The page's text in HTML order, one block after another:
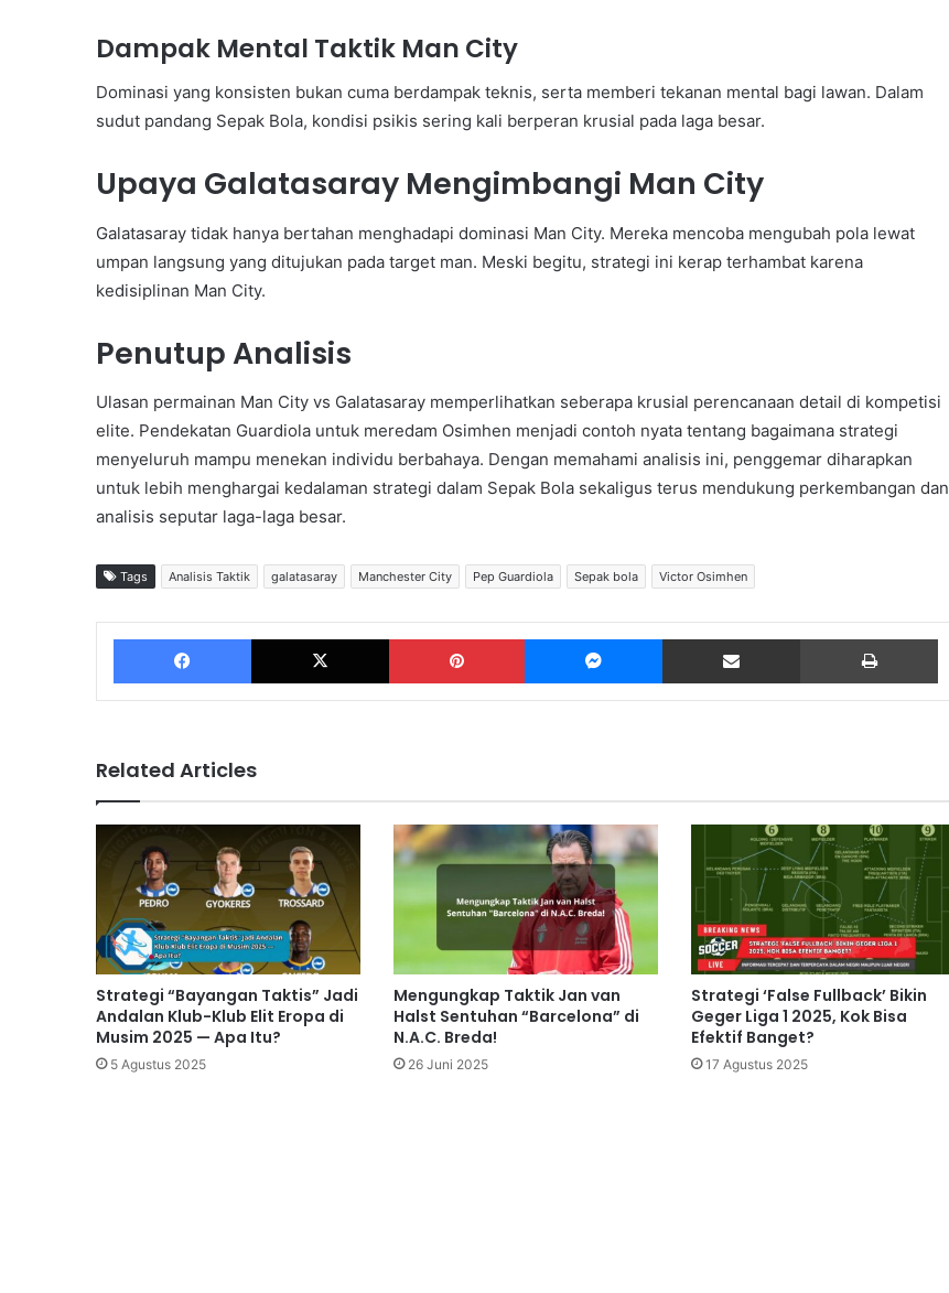
Dampak Mental Taktik Man City
Dominasi yang konsisten bukan cuma berdampak teknis, serta memberi tekanan mental bagi lawan. Dalam
sudut pandang Sepak Bola, kondisi psikis sering kali berperan krusial pada laga besar.
Upaya Galatasaray Mengimbangi Man City
Galatasaray tidak hanya bertahan menghadapi dominasi Man City. Mereka mencoba mengubah pola lewat
umpan langsung yang ditujukan pada target man. Meski begitu, strategi ini kerap terhambat karena
kedisiplinan Man City.
Penutup Analisis
Ulasan permainan Man City vs Galatasaray memperlihatkan seberapa krusial perencanaan detail di kompetisi
elite. Pendekatan Guardiola untuk meredam Osimhen menjadi contoh nyata tentang bagaimana strategi
menyeluruh mampu menekan individu berbahaya. Dengan memahami analisis ini, penggemar diharapkan
untuk lebih menghargai kedalaman strategi dalam Sepak Bola sekaligus terus mendukung perkembangan dan
analisis seputar laga-laga besar.
Tags Analisis Taktik galatasaray Manchester City Pep Guardiola Sepak bola Victor Osimhen
Facebook X Pinterest Messenger Share via Email
Related Articles
Strategi “Bayangan Taktis” Jadi
Andalan Klub-Klub Elit Eropa di
Musim 2025 — Apa Itu?
5 Agustus 2025
Mengungkap Taktik Jan van
Halst Sentuhan “Barcelona” di
N.A.C. Breda!
26 Juni 2025
Strategi ‘False Fullback’ Bikin
Geger Liga 1 2025, Kok Bisa
Efektif Banget?
17 Agustus 2025